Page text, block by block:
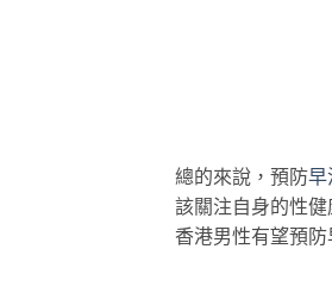
總的來說，預防早
該關注自身的性
香港男性有望預